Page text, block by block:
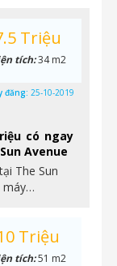
có ngay
Avenue
The Sun
máy…
Triệu
tích:34 m2
đăng: 25-10-2019
Triệu
tích:51 m2